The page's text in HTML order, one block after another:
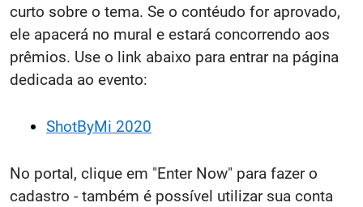
curto sobre o tema. Se o contéudo for aprovado,
ele apacerá no mural e estará concorrendo aos
prêmios. Use o link abaixo para entrar na página
dedicada ao evento:
ShotByMi 2020
No portal, clique em "Enter Now" para fazer o
cadastro - também é possível utilizar sua conta